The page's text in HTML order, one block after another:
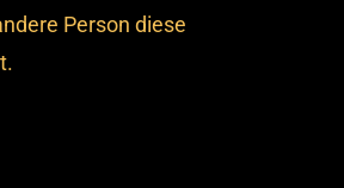
Person diese